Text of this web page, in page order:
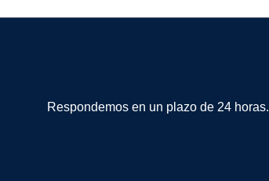
Respondemos en un plazo de 24 horas.